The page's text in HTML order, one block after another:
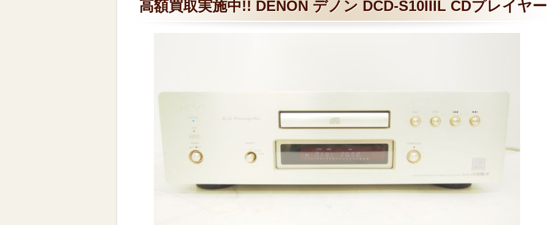
高額買取実施中!! DENON デノン DCD-S10IIIL CDプレイヤー